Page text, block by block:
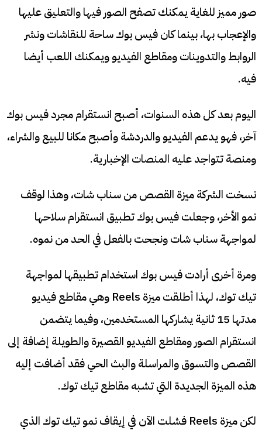
صور مميز للغاية يمكنك تصفح الصور فيها والتعليق عليها
والإعجاب بها، بينما كان فيس بوك ساحة للنقاشات ونشر
الروابط والتدوينات ومقاطع الفيديو ويمكنك اللعب أيضا
فيه.
اليوم بعد كل هذه السنوات، أصبح انستقرام مجرد فيس بوك
آخر، فهو يدعم الفيديو والدردشة وأصبح مكانا للبيع والشراء،
ومنصة تتواجد عليه المنصات الإخبارية.
نسخت الشركة ميزة القصص من سناب شات، وهذا لوقف
نمو الأخر، وجعلت فيس بوك تطبيق انستقرام سلاحها
لمواجهة سناب شات ونجحت بالفعل في الحد من نموه.
ومرة أخرى أرادت فيس بوك استخدام تطبيقها لمواجهة
تيك توك، لهذا أطلقت ميزة Reels وهي مقاطع فيديو
مدتها 15 ثانية يشاركها المستخدمين، وفيما يتضمن
انستقرام الصور ومقاطع الفيديو القصيرة والطويلة إضافة إلى
القصص والتسوق والمراسلة والبث الحي فقد أضافت إليه
هذه الميزة الجديدة التي تشبه مقاطع تيك توك.
لكن ميزة Reels فشلت الآن في إيقاف نمو تيك توك الذي